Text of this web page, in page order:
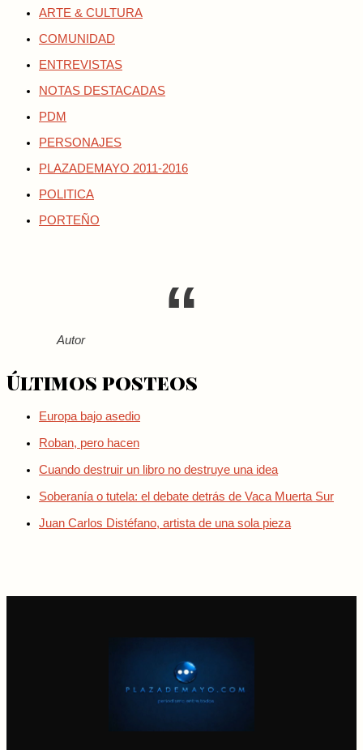
ARTE & CULTURA
COMUNIDAD
ENTREVISTAS
NOTAS DESTACADAS
PDM
PERSONAJES
PLAZADEMAYO 2011-2016
POLITICA
PORTEÑO
Autor
Últimos posteos
Europa bajo asedio
Roban, pero hacen
Cuando destruir un libro no destruye una idea
Soberanía o tutela: el debate detrás de Vaca Muerta Sur
Juan Carlos Distéfano, artista de una sola pieza